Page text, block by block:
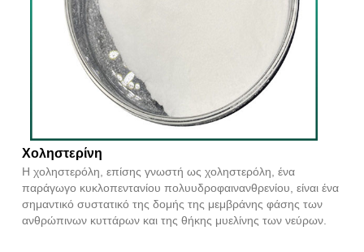
Χοληστερίνη
Η χοληστερόλη, επίσης γνωστή ως χοληστερόλη, ένα
παράγωγο κυκλοπεντανίου πολυυδροφαινανθρενίου, είναι ένα
σημαντικό συστατικό της δομής της μεμβράνης φάσης των
ανθρώπινων κυττάρων και της θήκης μυελίνης των νεύρων.